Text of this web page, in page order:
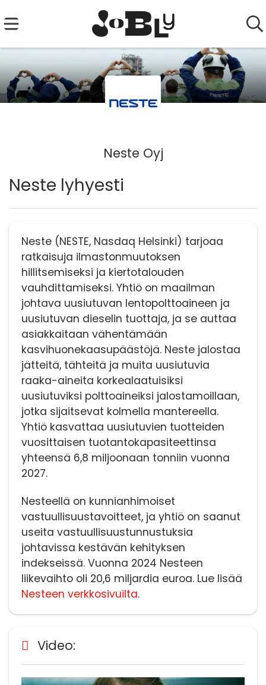
Neste Oyj
Video:
Neste lyhyesti
Neste (NESTE, Nasdaq Helsinki) tarjoaa
ratkaisuja ilmastonmuutoksen
hillitsemiseksi ja kiertotalouden
vauhdittamiseksi. Yhtiö on maailman
johtava uusiutuvan lentopolttoaineen ja
uusiutuvan dieselin tuottaja, ja se auttaa
asiakkaitaan vähentämään
kasvihuonekaasupäästöjä. Neste jalostaa
jätteitä, tähteitä ja muita uusiutuvia
raaka-aineita korkealaatuisiksi
uusiutuviksi polttoaineiksi jalostamoillaan,
jotka sijaitsevat kolmella mantereella.
Yhtiö kasvattaa uusiutuvien tuotteiden
vuosittaisen tuotantokapasiteettinsa
yhteensä 6,8 miljoonaan tonniin vuonna
2027.
Nesteellä on kunnianhimoiset
vastuullisuustavoitteet, ja yhtiö on saanut
useita vastuullisuustunnustuksia
johtavissa kestävän kehityksen
indekseissä. Vuonna 2024 Nesteen
liikevaihto oli 20,6 miljardia euroa. Lue lisää
Nesteen verkkosivuilta.